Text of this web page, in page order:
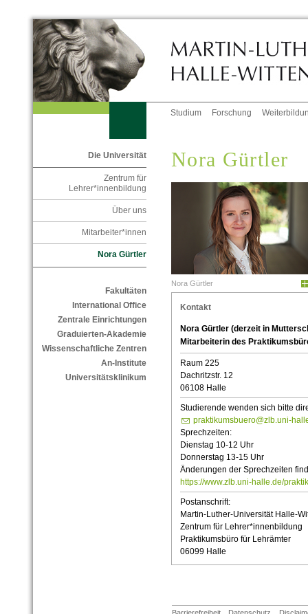
Studium Forschung
Die Universität
Zentrum für
Lehrer*innenbildung
Über uns
Mitarbeiter*innen
Nora Gürtler
Fakultäten
International Office
Zentrale Einrichtungen
Graduierten-Akademie
Wissenschaftliche Zentren
An-Institute
Universitätsklinikum
Nora Gürtler
Nora Gürtler
Kontakt
Nora Gürtler (derzeit in
Mitarbeiterin des
Raum 225
Dachritzstr. 12
06108 Halle
Studierende wenden sich bitte
praktikumsbuero@zlb.uni-
Sprechzeiten:
Dienstag 10-12 Uhr
Donnerstag 13-15 Uhr
Änderungen der Sprechzeiten
https://www.zlb.uni-halle.de/
Postanschrift:
Martin-Luther-Universität Halle-
Zentrum für Lehrer*innenbildung
Praktikumsbüro für Lehrämter
06099 Halle